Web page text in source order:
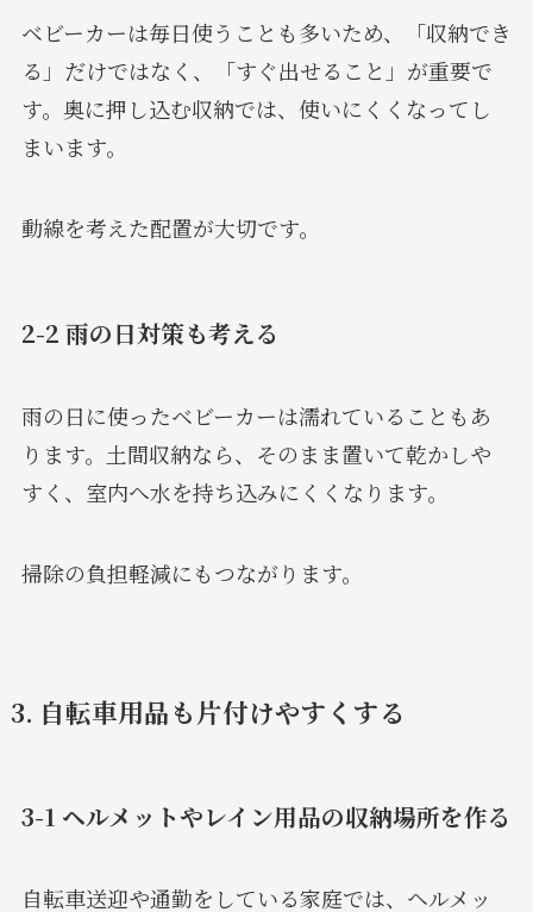
ベビーカーは毎日使うことも多いため、「収納でき
る」だけではなく、「すぐ出せること」が重要で
す。奥に押し込む収納では、使いにくくなってし
まいます。
動線を考えた配置が大切です。
2-2 雨の日対策も考える
雨の日に使ったベビーカーは濡れていることもあ
ります。土間収納なら、そのまま置いて乾かしや
すく、室内へ水を持ち込みにくくなります。
掃除の負担軽減にもつながります。
3. 自転車用品も片付けやすくする
3-1 ヘルメットやレイン用品の収納場所を作る
自転車送迎や通勤をしている家庭では、ヘルメッ